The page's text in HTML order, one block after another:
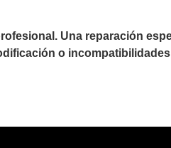
Una reparación
o